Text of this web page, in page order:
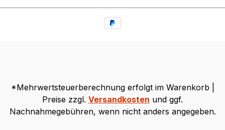
*Mehrwertsteuerberechnung erfolgt im Warenkorb |
Preise zzgl. Versandkosten und ggf.
Nachnahmegebühren, wenn nicht anders angegeben.